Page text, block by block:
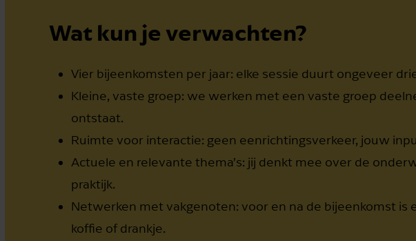
Wat kun je verwachten?
Vier bijeenkomsten per jaar: elke sessie duurt ongeveer
Kleine, vaste groep: we werken met een vaste groep
ontstaat.
Ruimte voor interactie: geen eenrichtingsverkeer, jouw
Actuele en relevante thema’s: jij denkt mee over de
praktijk.
Netwerken met vakgenoten: voor en na de bijeenkomst
koffie of drankje.